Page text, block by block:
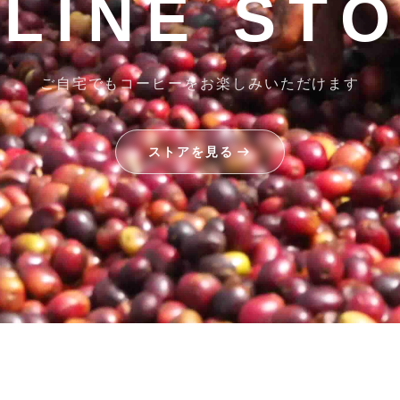
ご自宅でもコーヒーをお楽しみいただけます
ストアを見る